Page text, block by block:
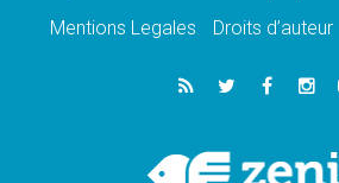
de l'Assomption et
«La paix commence par
le cardinal Parolin
En Colombie, «la paix ne
une signature»
Mentions Legales
Droits d’auteur